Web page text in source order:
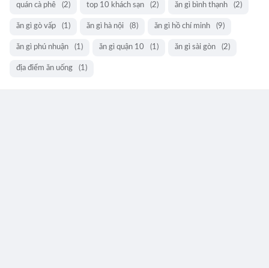
quán cà phê (2) top 10 khách sạn (2) ăn gì bình thạnh (2)
ăn gì gò vấp (1) ăn gì hà nội (8) ăn gì hồ chí minh (9)
ăn gì phú nhuận (1) ăn gì quận 10 (1) ăn gì sài gòn (2)
địa điểm ăn uống (1)